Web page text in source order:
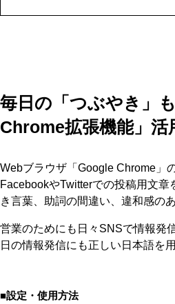
毎日の「つぶやき」
Chrome拡張機能」活
Webブラウザ「Google Chrome」
FacebookやTwitterでの投稿用文
き言葉、助詞の間違い、違和感の
営業のためにも日々SNSで情報発
日の情報発信にも正しい日本語を
■設定・使用方法